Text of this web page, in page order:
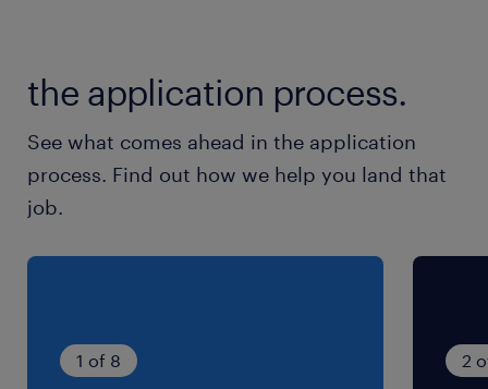
月10〜15時間程度（1日あたり30分〜1時間未満と
少なめです）
交通費
the application process.
See what comes ahead in the application
process. Find out how we help you land that
job.
1 of 8 2